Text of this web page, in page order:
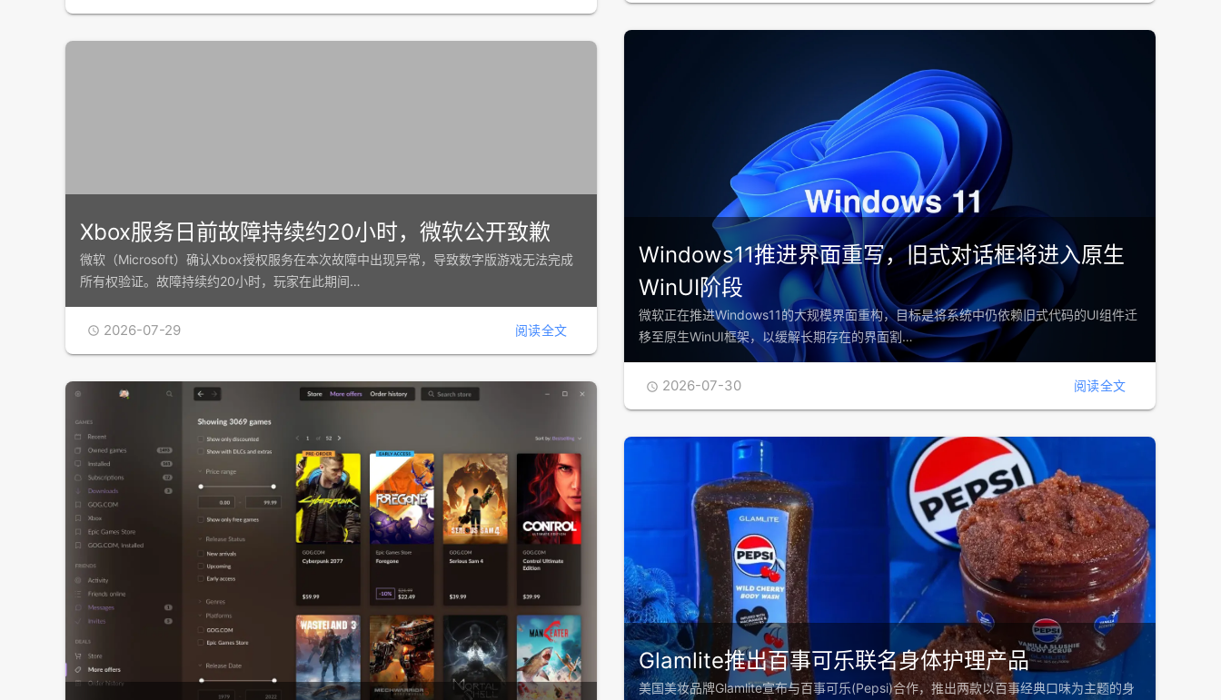
Windows11推进界面重写，旧式对话框将进入原生
WinUI阶段
微软正在推进Windows11的大规模界面重构，目标是将系统中仍依赖旧式代码的UI组件迁
移至原生WinUI框架，以缓解长期存在的界面割…
 2026-07-30 阅读全文
Xbox服务日前故障持续约20小时，微软公开致歉
微软（Microsoft）确认Xbox授权服务在本次故障中出现异常，导致数字版游戏无法完成
所有权验证。故障持续约20小时，玩家在此期间…
Glamlite推出百事可乐联名身体护理产品
美国美妆品牌Glamlite宣布与百事可乐(Pepsi)合作，推出两款以百事经典口味为主题的身